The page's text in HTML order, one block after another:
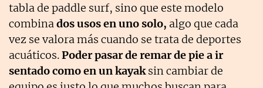
tabla de paddle surf, sino que este modelo
combinados usos en uno solo, algo que cada
vez se valora más cuando se trata de deportes
acuáticos.Poder pasar de remar de pie a ir
sentado como en un kayaksin cambiar de